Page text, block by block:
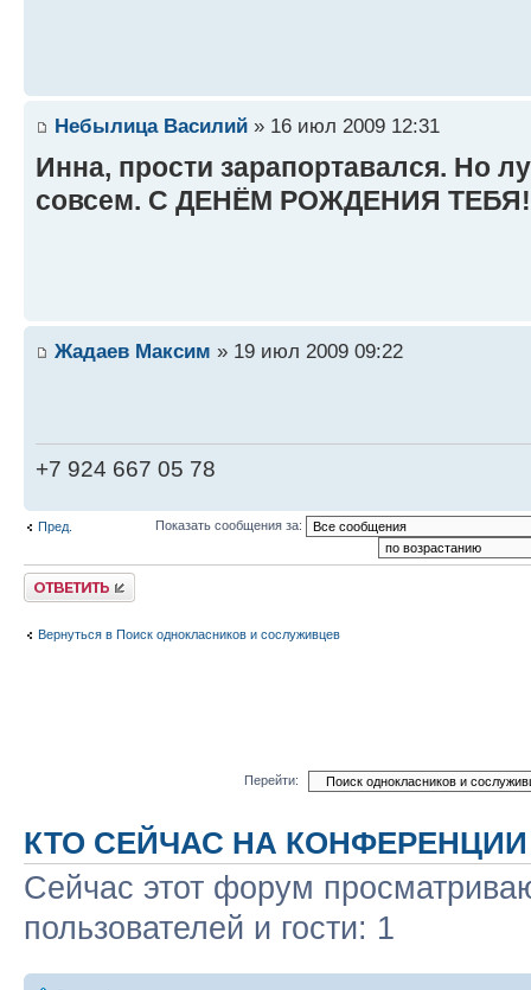
Небылица Василий » 16 июл 2009 12:31
Инна, прости зарапортавался. Но
совсем. С ДЕНЁМ РОЖДЕНИЯ
Жадаев Максим » 19 июл 2009 09:22
+7 924 667 05 78
Пред. Показать сообщения за:
Ответить
Вернуться в Поиск однокласников и сослуживцев
Перейти:
КТО СЕЙЧАС НА КОНФЕРЕНЦИИ
Сейчас этот форум
пользователей и гости: 1